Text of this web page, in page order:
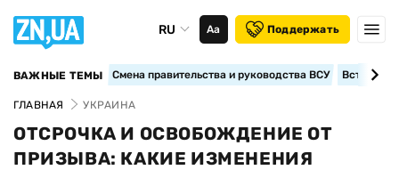
RU Аа Поддержать
ВАЖНЫЕ ТЕМЫ Смена правительства и руководства ВСУ
ГЛАВНАЯ УКРАИНА
ОТСРОЧКА И ОСВОБОЖДЕНИЕ ОТ
ПРИЗЫВА: КАКИЕ ИЗМЕНЕНИЯ